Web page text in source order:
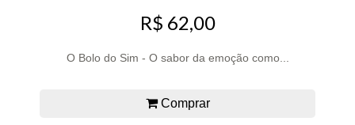
R$ 62,00
O Bolo do Sim - O sabor da emoção como...
Comprar